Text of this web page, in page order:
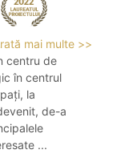
mai multe >>
centru de
în centrul
la
de-a
...